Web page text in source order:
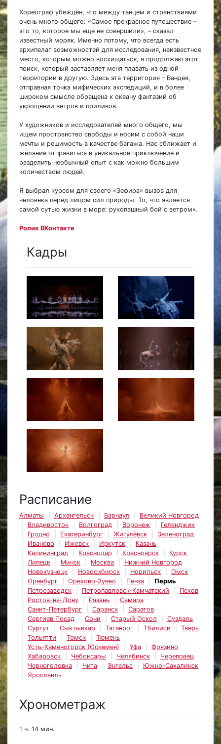
Хореограф убеждён, что между танцем и странствиями
очень много общего: «Самое прекрасное путешествие –
это то, которое мы еще не совершили», – сказал
известный моряк. Именно потому, что всегда есть
архипелаг возможностей для исследования, неизвестное
место, которым можно восхищаться, я продолжаю этот
поиск, который заставляет меня плавать из одной
территории в другую. Здесь эта территория – Вандея,
отправная точка мифических экспедиций, и в более
широком смысле обращена к океану фантазий об
укрощении ветров и приливов.
У художников и исследователей много общего, мы
ищем пространство свободы и носим с собой наши
мечты и решимость в качестве багажа. Нас сближает и
желание отправиться в уникальное приключение и
разделить необычный опыт с как можно большим
количеством людей.
Я выбрал курсом для своего «Зефира» вызов для
человека перед лицом сил природы. То, что является
самой сутью жизни в море: рукопашный бой с ветром».
Ролик ВКонтакте
Кадры
Расписание
Алматы Архангельск Барнаул
Великий Новгород
Владивосток
Волгоград Воронеж
Геленджик
Гродно
Екатеринбург Жигулёвск
Зеленоград
Иваново
Ижевск Иркутск
Казань
Калининград
Краснодар Красноярск
Курск
Липецк
Минск Москва
Нижний Новгород
Новокузнецк
Новосибирск Норильск
Омск
Оренбург
Орехово-Зуево Пенза
Пермь
Петрозаводск
Петропавловск-Камчатский
Псков
Ростов-на-Дону
Рязань
Самара
Санкт-Петербург
Саранск
Саратов
Сергиев Посад
Сочи Старый Оскол
Суздаль
Сургут
Сыктывкар Таганрог Тбилиси
Тверь
Тольятти
Томск
Тюмень
Усть-Каменогорск (Оскемен)
Уфа
Фрязино
Хабаровск
Чебоксары Челябинск
Череповец
Черноголовка
Чита Энгельс
Южно-Сахалинск
Ярославль
Хронометраж
1 ч. 14 мин.